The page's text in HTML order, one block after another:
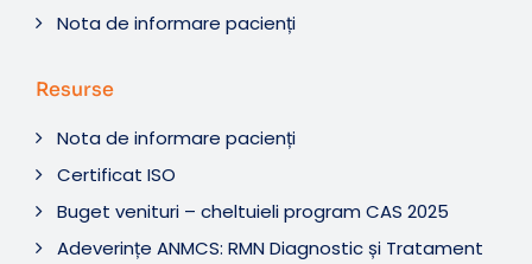
Nota de informare pacienți
Resurse
Nota de informare pacienți
Certificat ISO
Buget venituri – cheltuieli program CAS 2025
Adeverințe ANMCS: RMN Diagnostic și Tratament